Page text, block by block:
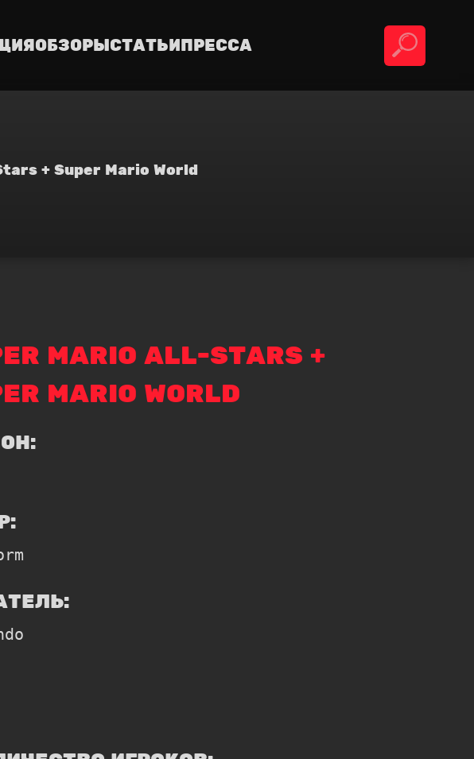
ОБЗОРЫСТАТЬИПРЕССА
+ Super Mario World
MARIO ALL-STARS +
MARIO WORLD